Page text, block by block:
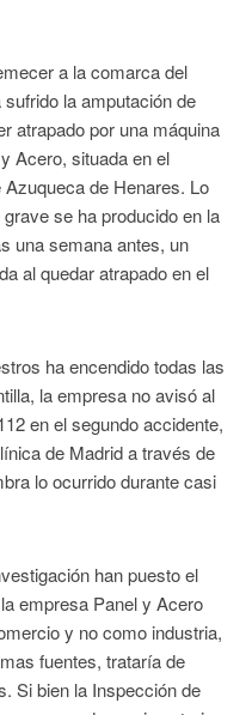
a la comarca del
la amputación de
atrapado por una máquina
Acero, situada en el
de Henares. Lo
se ha producido en la
una semana antes, un
al quedar atrapado en el
ha encendido todas las
la empresa no avisó al
en el segundo accidente,
de Madrid a través de
lo ocurrido durante casi
han puesto el
empresa Panel y Acero
y no como industria,
fuentes, trataría de
Si bien la Inspección de